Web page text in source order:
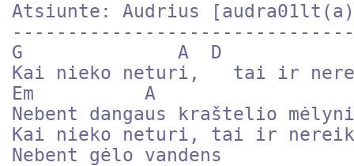
Atsiunte: Audrius
G              A  D
Kai nieko neturi,   tai ir
Em          A
Nebent dangaus kraštelio
Kai nieko neturi, tai ir
Nebent gėlo vandens